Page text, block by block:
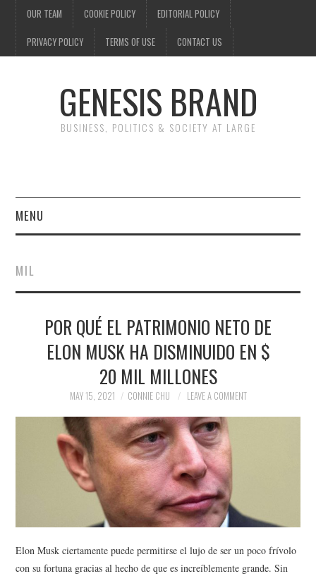
OUR TEAM COOKIE POLICY EDITORIAL POLICY
PRIVACY POLICY TERMS OF USE CONTACT US
GENESIS BRAND
BUSINESS, POLITICS & SOCIETY AT LARGE
MENU
FINANCE
NEWS
POLITICS
SOCIETY
SPORTS
TECHNOLOGY
MIL
POR QUÉ EL PATRIMONIO NETO DE
ELON MUSK HA DISMINUIDO EN $
20 MIL MILLONES
MAY 15, 2021 CONNIE CHU LEAVE A COMMENT
Elon Musk ciertamente puede permitirse el lujo de ser un poco frívolo
con su fortuna gracias al hecho de que es increíblemente grande. Sin